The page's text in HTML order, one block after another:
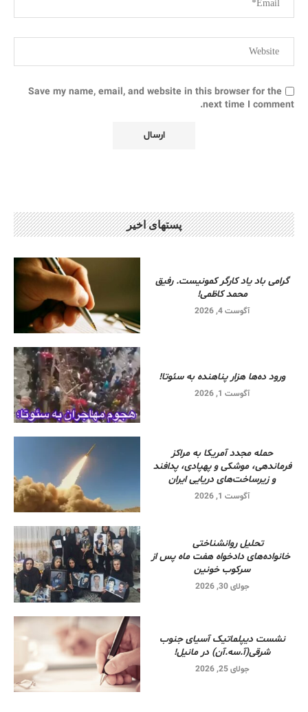
Save my name, email, and website in this browser for the
next time I comment.
پستهای اخیر
گرامی باد یاد کارگر کمونیست. رفیق
محمد کاظمی!
آگوست 4, 2026
ورود ده‌ها هزار پناهنده به سئوتا!
آگوست 1, 2026
حمله مجدد آمریکا به مراکز
فرماندهی، موشکی و پهپادی، پدافند
و زیرساخت‌های دریایی ایران
آگوست 1, 2026
تحلیل روانشناختی
خانواده‌های دادخواه هفت ماه پس از
سرکوب خونین
جولای 30, 2026
نشست دیپلماتیک آسیای جنوب
شرقی‌(آ.سه.آن) در مانیل!
جولای 25, 2026